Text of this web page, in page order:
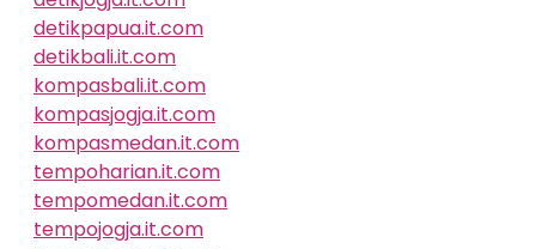
detikpapua.it.com
detikbali.it.com
kompasbali.it.com
kompasjogja.it.com
kompasmedan.it.com
tempoharian.it.com
tempomedan.it.com
tempojogja.it.com